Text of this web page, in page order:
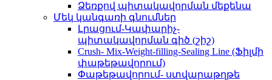
Ձեռքով պիտակավորման մեքենա
Մեկ կանգառի գնումներ
Լրացում-Կափարիչ-
պիտակավորման գիծ (շիշ)
Crush- Mix-Weight-filling-Sealing Line (Ֆիլմի
փաթեթավորում)
Փաթեթավորում- ստվարաթղթե